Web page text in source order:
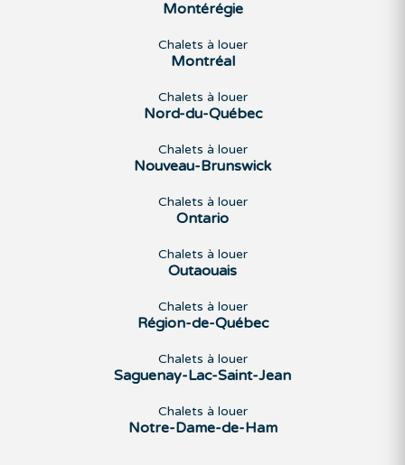
Montérégie
Chalets à louer
Montréal
Chalets à louer
Nord-du-Québec
Chalets à louer
Nouveau-Brunswick
Chalets à louer
Ontario
Chalets à louer
Outaouais
Chalets à louer
Région-de-Québec
Chalets à louer
Saguenay-Lac-Saint-Jean
Chalets à louer
Notre-Dame-de-Ham